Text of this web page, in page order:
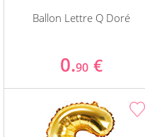
Ballon Lettre Q Doré
0.90 €